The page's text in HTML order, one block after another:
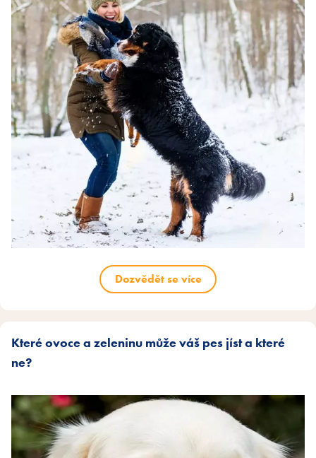
Dozvědět se více
Které ovoce a zeleninu může váš pes jíst a které
ne?